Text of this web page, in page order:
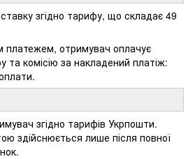
згідно тарифу, що складає 49
платежем, отримувач оплачує
та комісію за накладений платіж:
згідно тарифів Укрпошти.
здійснюється лише після повної